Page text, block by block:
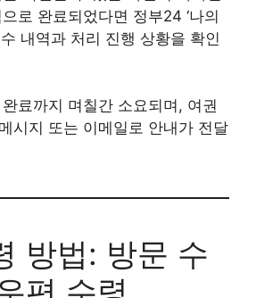
로 완료되었다면 정부24 ‘나의
내역과 처리 진행 상황을 확인
료까지 며칠간 소요되며, 여권
시지 또는 이메일로 안내가 전달
방법: 방문 수